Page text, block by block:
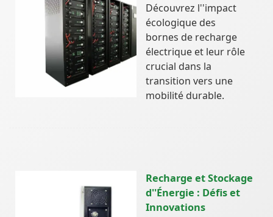
Découvrez l''impact
écologique des
bornes de recharge
électrique et leur rôle
crucial dans la
transition vers une
mobilité durable.
Recharge et Stockage
d''Énergie : Défis et
Innovations